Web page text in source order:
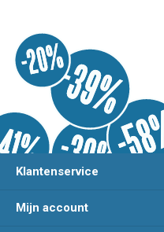
Klantenservice
Mijn account